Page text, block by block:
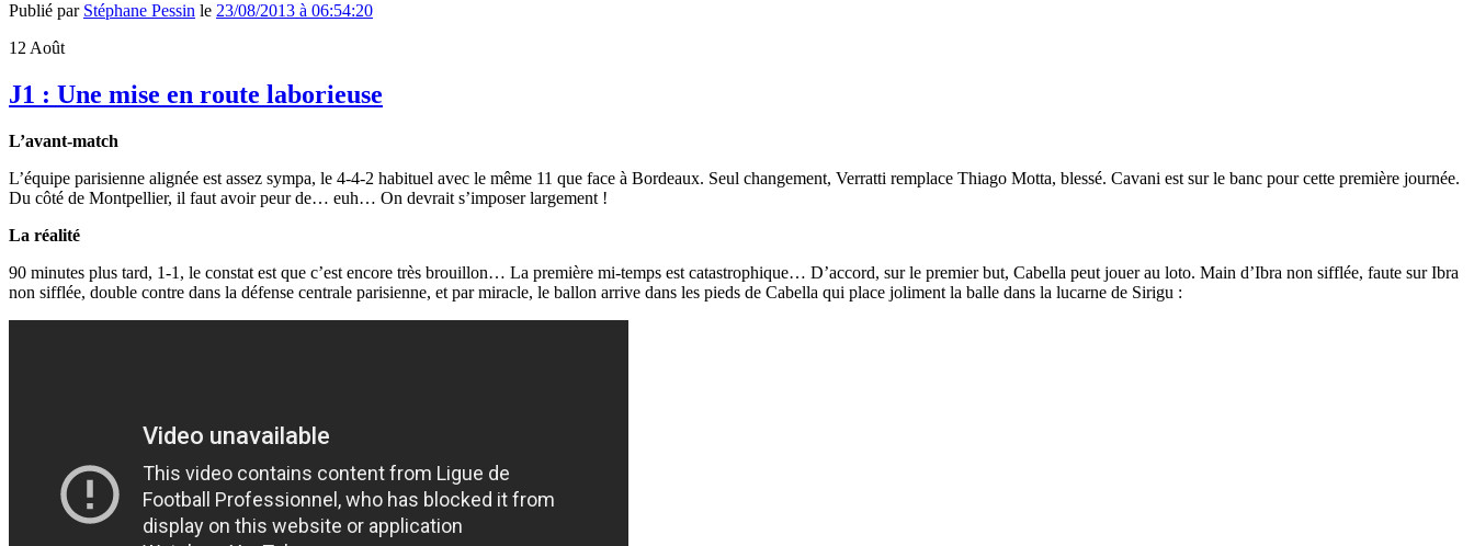
Publié par Stéphane Pessin le 23/08/2013 à 06:54:20
12 Août
J1 : Une mise en route laborieuse
L’avant-match
L’équipe parisienne alignée est assez sympa, le 4-4-2 habituel avec le même 11 que face à Bordeaux. Seul changement, Verratti remplace Thiago Motta, blessé. Cavani est sur le banc pour cette première journée.
Du côté de Montpellier, il faut avoir peur de… euh… On devrait s’imposer largement !
La réalité
90 minutes plus tard, 1-1, le constat est que c’est encore très brouillon… La première mi-temps est catastrophique… D’accord, sur le premier but, Cabella peut jouer au loto. Main d’Ibra non sifflée, faute sur Ibra
non sifflée, double contre dans la défense centrale parisienne, et par miracle, le ballon arrive dans les pieds de Cabella qui place joliment la balle dans la lucarne de Sirigu :